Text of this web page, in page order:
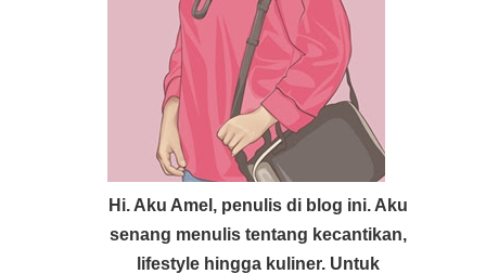
Hi. Aku Amel, penulis di blog ini. Aku
senang menulis tentang kecantikan,
lifestyle hingga kuliner. Untuk